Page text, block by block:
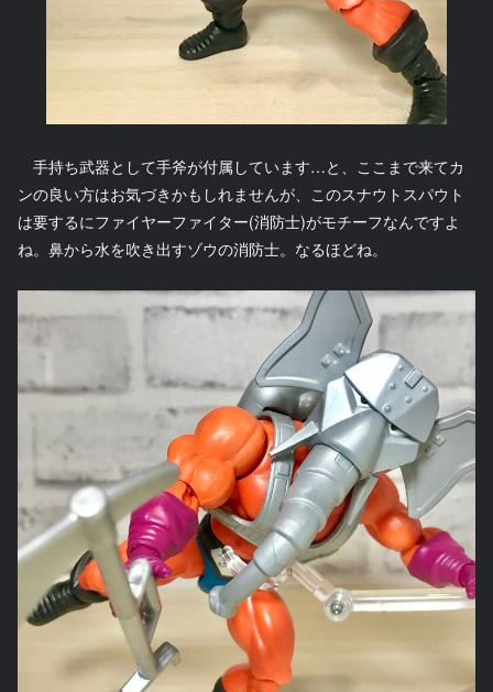
手持ち武器として手斧が付属しています…と、ここまで来てカ
ンの良い方はお気づきかもしれませんが、このスナウトスパウト
は要するにファイヤーファイター(消防士)がモチーフなんですよ
ね。鼻から水を吹き出すゾウの消防士。なるほどね。